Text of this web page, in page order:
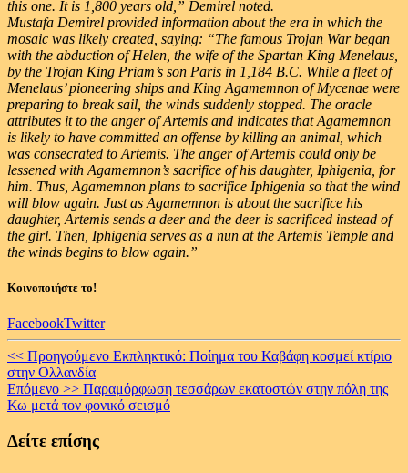
this one. It is 1,800 years old,” Demirel noted.
Mustafa Demirel provided information about the era in which the
mosaic was likely created, saying: “The famous Trojan War began
with the abduction of Helen, the wife of the Spartan King Menelaus,
by the Trojan King Priam’s son Paris in 1,184 B.C. While a fleet of
Menelaus’ pioneering ships and King Agamemnon of Mycenae were
preparing to break sail, the winds suddenly stopped. The oracle
attributes it to the anger of Artemis and indicates that Agamemnon
is likely to have committed an offense by killing an animal, which
was consecrated to Artemis. The anger of Artemis could only be
lessened with Agamemnon’s sacrifice of his daughter, Iphigenia, for
him. Thus, Agamemnon plans to sacrifice Iphigenia so that the wind
will blow again. Just as Agamemnon is about the sacrifice his
daughter, Artemis sends a deer and the deer is sacrificed instead of
the girl. Then, Iphigenia serves as a nun at the Artemis Temple and
the winds begins to blow again.”
Κοινοποιήστε το!
FacebookTwitter
Continue
Reading
<< Προηγούμενο Εκπληκτικό: Ποίημα του Καβάφη κοσμεί κτίριο
στην Ολλανδία
Επόμενο >> Παραμόρφωση τεσσάρων εκατοστών στην πόλη της
Κω μετά τον φονικό σεισμό
Δείτε επίσης